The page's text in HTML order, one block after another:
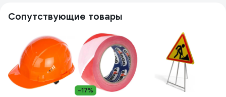
Сопутствующие товары
-17%